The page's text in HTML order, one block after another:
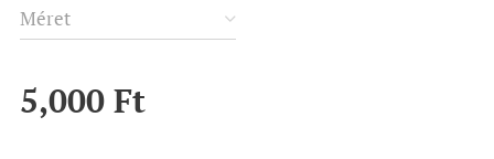
Méret
5,000 Ft